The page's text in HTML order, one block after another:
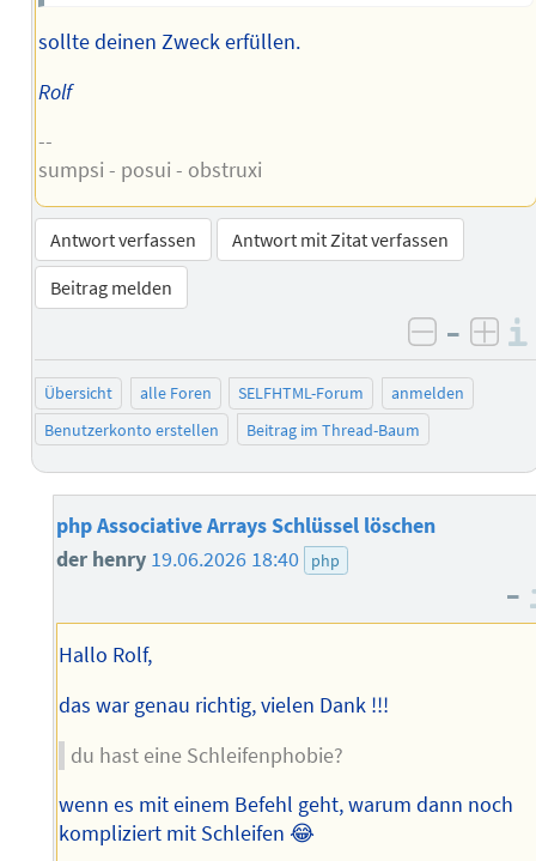
sollte deinen Zweck erfüllen.
Rolf
--
sumpsi - posui - obstruxi
Antwort verfassen
Antwort mit Zitat verfassen
Beitrag melden
negativ
–
Übersicht alle Foren SELFHTML-Forum
anmelden
Benutzerkonto erstellen
Beitrag im Thread-Baum
php Associative Arrays Schlüssel löschen
der henry 19.06.2026 18:40 php
–
Hallo Rolf,
das war genau richtig, vielen Dank !!!
du hast eine Schleifenphobie?
wenn es mit einem Befehl geht, warum dann noch
kompliziert mit Schleifen 😂